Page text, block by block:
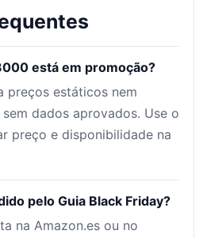
está em promoção?
preços estáticos nem
dados aprovados. Use o
preço e disponibilidade na
pelo Guia Black Friday?
na Amazon.es ou no